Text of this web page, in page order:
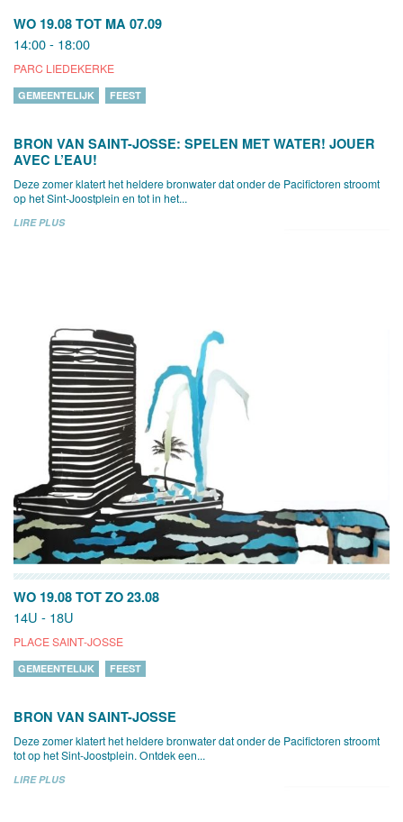
WO 19.08 TOT MA 07.09
14:00 - 18:00
PARC LIEDEKERKE
GEMEENTELIJK FEEST
BRON VAN SAINT-JOSSE: SPELEN MET WATER! JOUER
AVEC L’EAU!
Deze zomer klatert het heldere bronwater dat onder de Pacifictoren stroomt
op het Sint-Joostplein en tot in het...
LIRE PLUS
WO 19.08 TOT ZO 23.08
14U - 18U
PLACE SAINT-JOSSE
GEMEENTELIJK FEEST
BRON VAN SAINT-JOSSE
Deze zomer klatert het heldere bronwater dat onder de Pacifictoren stroomt
tot op het Sint-Joostplein. Ontdek een...
LIRE PLUS